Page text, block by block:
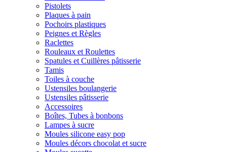
Pistolets
Plaques à pain
Pochoirs plastiques
Peignes et Règles
Raclettes
Rouleaux et Roulettes
Spatules et Cuillères pâtisserie
Tamis
Toiles à couche
Ustensiles boulangerie
Ustensiles pâtisserie
Accessoires
Boîtes, Tubes à bonbons
Lampes à sucre
Moules silicone easy pop
Moules décors chocolat et sucre